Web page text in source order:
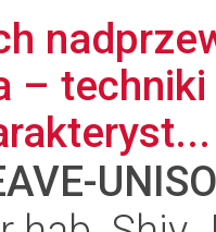
–